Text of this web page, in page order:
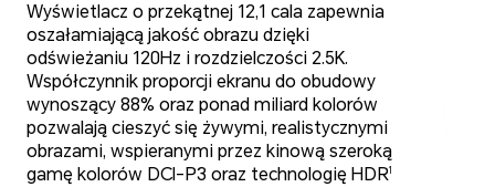
Wyświetlacz o przekątnej 12,1 cala zapewnia
oszałamiającą jakość obrazu dzięki
odświeżaniu 120Hz i rozdzielczości 2.5K.
Współczynnik proporcji ekranu do obudowy
wynoszący 88% oraz ponad miliard kolorów
pozwalają cieszyć się żywymi, realistycznymi
obrazami, wspieranymi przez kinową szeroką
gamę kolorów DCI-P3 oraz technologię HDR1